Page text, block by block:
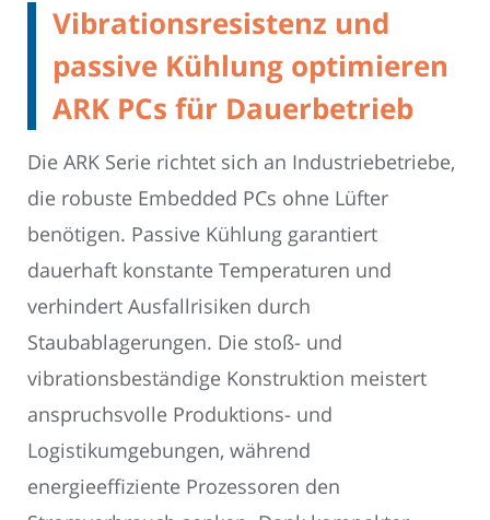
Vibrationsresistenz und
passive Kühlung optimieren
ARK PCs für Dauerbetrieb
Die ARK Serie richtet sich an Industriebetriebe,
die robuste Embedded PCs ohne Lüfter
benötigen. Passive Kühlung garantiert
dauerhaft konstante Temperaturen und
verhindert Ausfallrisiken durch
Staubablagerungen. Die stoß- und
vibrationsbeständige Konstruktion meistert
anspruchsvolle Produktions- und
Logistikumgebungen, während
energieeffiziente Prozessoren den